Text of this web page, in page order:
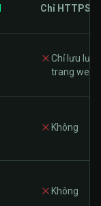
Chỉ HTTPS
Chỉ lưu
trang web
Không
Không